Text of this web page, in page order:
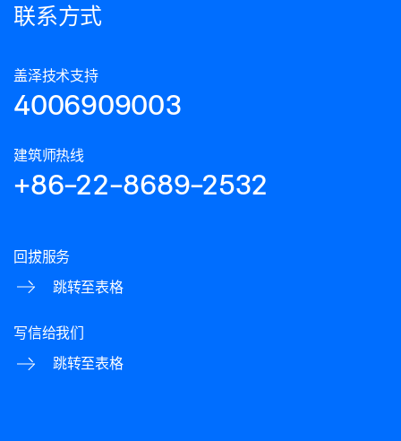
联系方式
盖泽技术支持
4006909003
建筑师热线
+86-22-8689-2532
回拔服务
跳转至表格
写信给我们
跳转至表格